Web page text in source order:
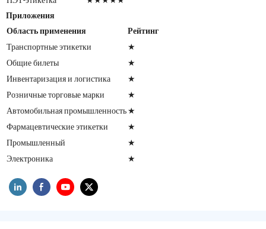
Приложения
Область применения
Рейтинг
Транспортные этикетки
★
Общие билеты
★
Инвентаризация и логистика
★
Розничные торговые марки
★
Автомобильная промышленность★
Фармацевтические этикетки
★
Промышленный
★
Электроника
★